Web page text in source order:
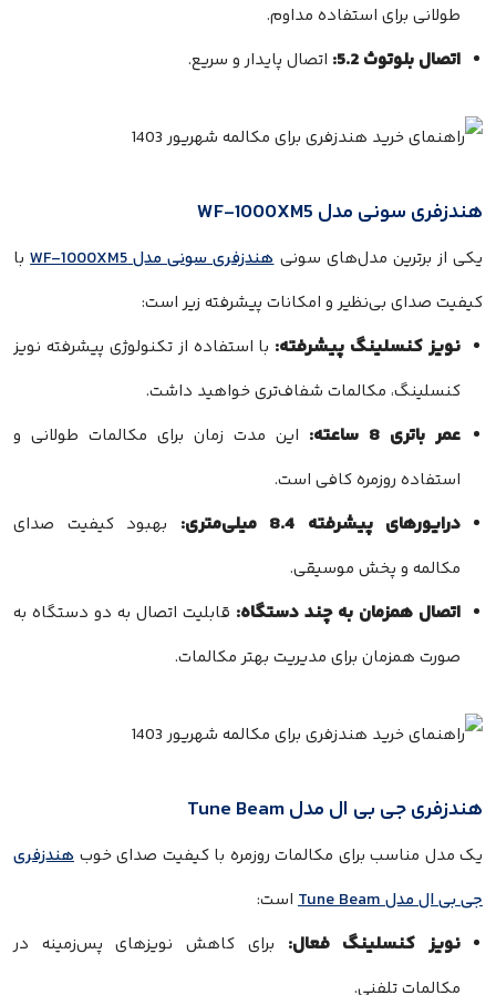
طولانی برای استفاده مداوم.
اتصال بلوتوث 5.2: اتصال پایدار و سریع.
هندزفری سونی مدل WF-1000XM5
یکی از برترین مدل‌های سونیهندزفری سونی مدل WF-1000XM5
با
کیفیت صدای بی‌نظیر و امکانات پیشرفته زیر است:
نویز کنسلینگ پیشرفته: با استفاده از تکنولوژی پیشرفته نویز
کنسلینگ، مکالمات شفاف‌تری خواهید داشت.
عمر باتری 8 ساعته:
این مدت زمان برای مکالمات طولانی و
استفاده روزمره کافی است.
درایورهای پیشرفته 8.4 میلی‌متری:
بهبود کیفیت صدای
مکالمه و پخش موسیقی.
اتصال همزمان به چند دستگاه: قابلیت اتصال به دو دستگاه به
صورت همزمان برای مدیریت بهتر مکالمات.
هندزفری جی بی ال مدل Tune Beam
یک مدل مناسب برای مکالمات روزمره با کیفیت صدای خوب هندزفری
جی بی ال مدل Tune Beam
است:
نویز کنسلینگ فعال: برای کاهش نویزهای پس‌زمینه در
مکالمات تلفنی.